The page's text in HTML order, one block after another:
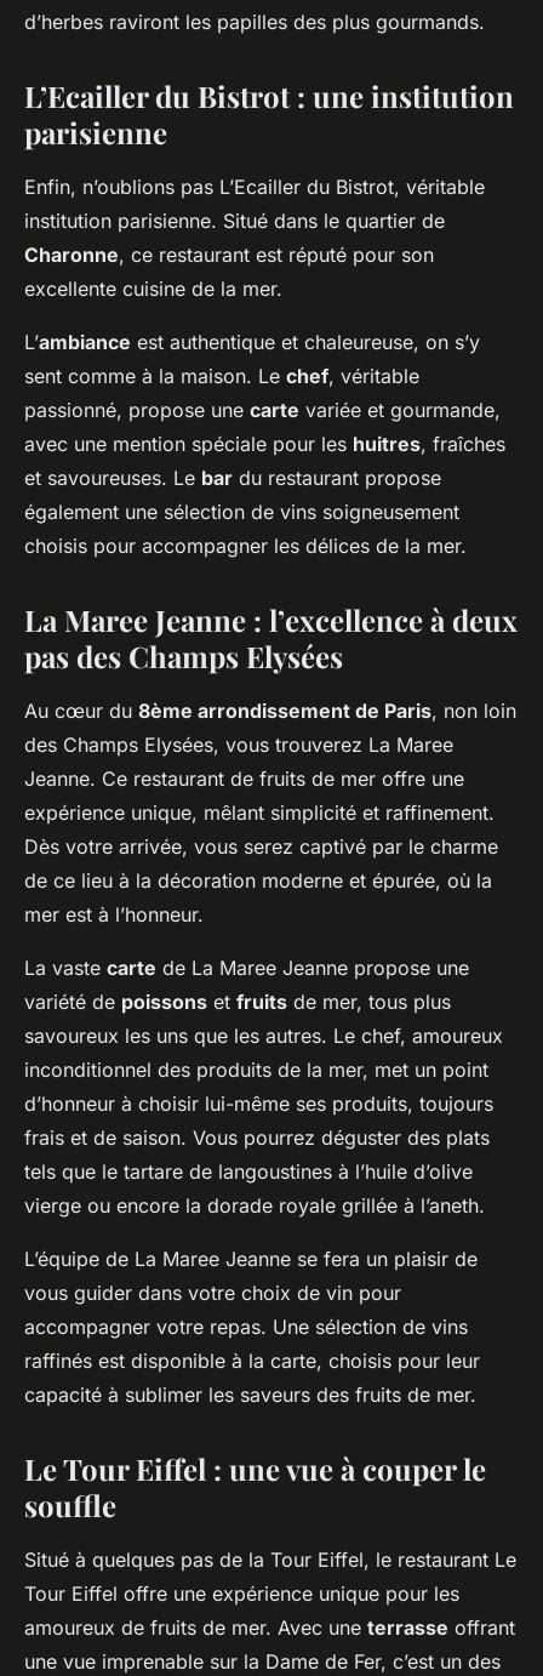
d’herbes raviront les papilles des plus gourmands.
L’Ecailler du Bistrot : une institution
parisienne
Enfin, n’oublions pas L’Ecailler du Bistrot, véritable
institution parisienne. Situé dans le quartier de
Charonne, ce restaurant est réputé pour son
excellente cuisine de la mer.
L’ambiance est authentique et chaleureuse, on s’y
sent comme à la maison. Le chef, véritable
passionné, propose une carte variée et gourmande,
avec une mention spéciale pour les huitres, fraîches
et savoureuses. Le bar du restaurant propose
également une sélection de vins soigneusement
choisis pour accompagner les délices de la mer.
La Maree Jeanne : l’excellence à deux
pas des Champs Elysées
Au cœur du 8ème arrondissement de Paris, non loin
des Champs Elysées, vous trouverez La Maree
Jeanne. Ce restaurant de fruits de mer offre une
expérience unique, mêlant simplicité et raffinement.
Dès votre arrivée, vous serez captivé par le charme
de ce lieu à la décoration moderne et épurée, où la
mer est à l’honneur.
La vaste carte de La Maree Jeanne propose une
variété de poissons et fruits de mer, tous plus
savoureux les uns que les autres. Le chef, amoureux
inconditionnel des produits de la mer, met un point
d’honneur à choisir lui-même ses produits, toujours
frais et de saison. Vous pourrez déguster des plats
tels que le tartare de langoustines à l’huile d’olive
vierge ou encore la dorade royale grillée à l’aneth.
L’équipe de La Maree Jeanne se fera un plaisir de
vous guider dans votre choix de vin pour
accompagner votre repas. Une sélection de vins
raffinés est disponible à la carte, choisis pour leur
capacité à sublimer les saveurs des fruits de mer.
Le Tour Eiffel : une vue à couper le
souffle
Situé à quelques pas de la Tour Eiffel, le restaurant Le
Tour Eiffel offre une expérience unique pour les
amoureux de fruits de mer. Avec une terrasse offrant
une vue imprenable sur la Dame de Fer, c’est un des